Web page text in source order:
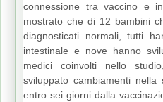
connessione tra vaccino e
mostrato che di 12 bambini
diagnosticati normali, tutti
intestinale e nove hanno
medici coinvolti nello
sviluppato cambiamenti
entro sei giorni dalla